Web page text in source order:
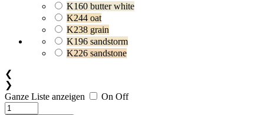
K160 butter white
K244 oat
K238 grain
K196 sandstorm
K226 sandstone
❮
❯
Ganze Liste anzeigen
On Off